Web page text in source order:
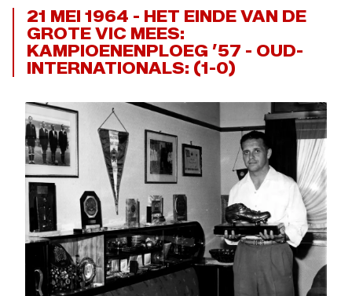
21 MEI 1964 - HET EINDE VAN DE
GROTE VIC MEES:
KAMPIOENENPLOEG ’57 - OUD-
INTERNATIONALS: (1-0)